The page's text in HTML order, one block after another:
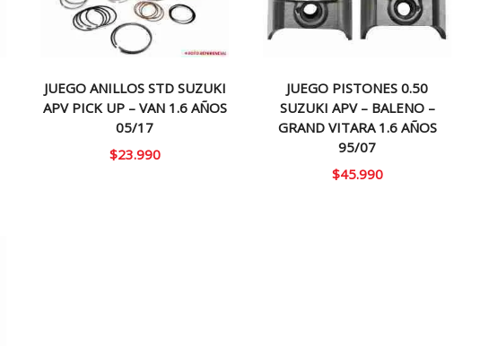
JUEGO ANILLOS STD SUZUKI
APV PICK UP – VAN 1.6 AÑOS
05/17
$23.990
JUEGO PISTONES 0.50
SUZUKI APV – BALENO –
GRAND VITARA 1.6 AÑOS
95/07
$45.990